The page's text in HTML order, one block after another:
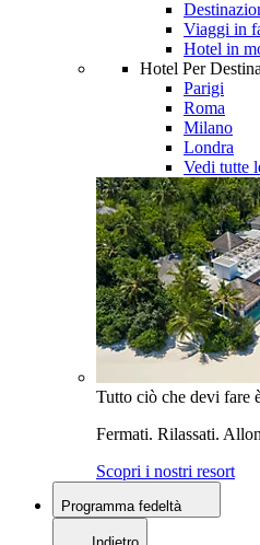
Viaggi in
Hotel in
Hotel Per
Parigi
Roma
Milano
Londra
Vedi tutte
Tutto ciò che devi fare
Fermati. Rilassati.
Scopri i nostri resort
Programma fedeltà